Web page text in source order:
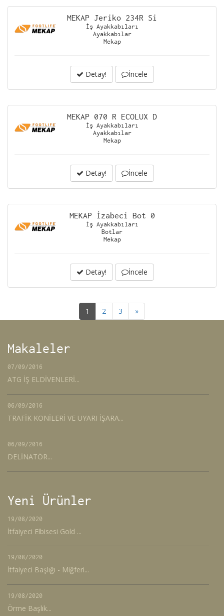
MEKAP Jeriko 234R Si
İş Ayakkabıları
Ayakkabılar
Mekap
Detay! İncele
MEKAP 070 R ECOLUX D
İş Ayakkabıları
Ayakkabılar
Mekap
Detay! İncele
MEKAP İzabeci Bot 0
İş Ayakkabıları
Botlar
Mekap
Detay! İncele
1 2 3 »
Makaleler
07/09/2016
ATG İŞ ELDİVENLERİ...
06/09/2016
TRAFİK KONİLERİ VE UYARI İŞARA...
06/09/2016
DELİNATÖR...
Yeni Ürünler
19/08/2020
İtfaiyeci Elbisesi Gold ...
19/08/2020
İtfaiyeci Başlığı - Miğferi...
19/08/2020
Örme Başlık...